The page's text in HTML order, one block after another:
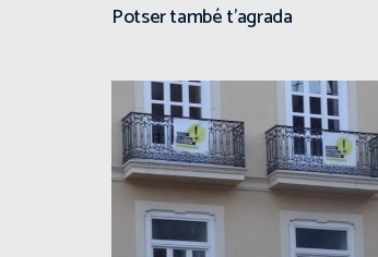
Potser també t'agrada